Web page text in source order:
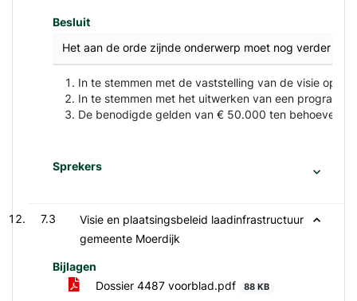
Besluit
Het aan de orde zijnde onderwerp moet nog verder
In te stemmen met de vaststelling van de visie op
In te stemmen met het uitwerken van een
De benodigde gelden van € 50.000 ten behoeve
Sprekers
7.3
Visie en plaatsingsbeleid laadinfrastructuur
gemeente Moerdijk
Bijlagen
Dossier 4487 voorblad.pdf
88 KB